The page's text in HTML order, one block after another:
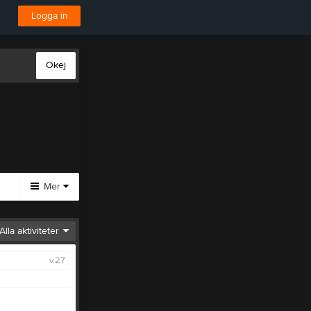
Logga in
Okej
Mer
Alla aktiviteter
v.27